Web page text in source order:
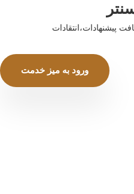
پیشنهادات،انتقادات
ورود به میز خدمت